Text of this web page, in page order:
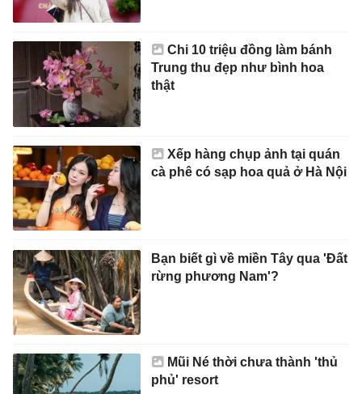
Chi 10 triệu đồng làm bánh
Trung thu đẹp như bình hoa
thật
Xếp hàng chụp ảnh tại quán
cà phê có sạp hoa quả ở Hà Nội
Bạn biết gì về miền Tây qua 'Đất
rừng phương Nam'?
Mũi Né thời chưa thành 'thủ
phủ' resort